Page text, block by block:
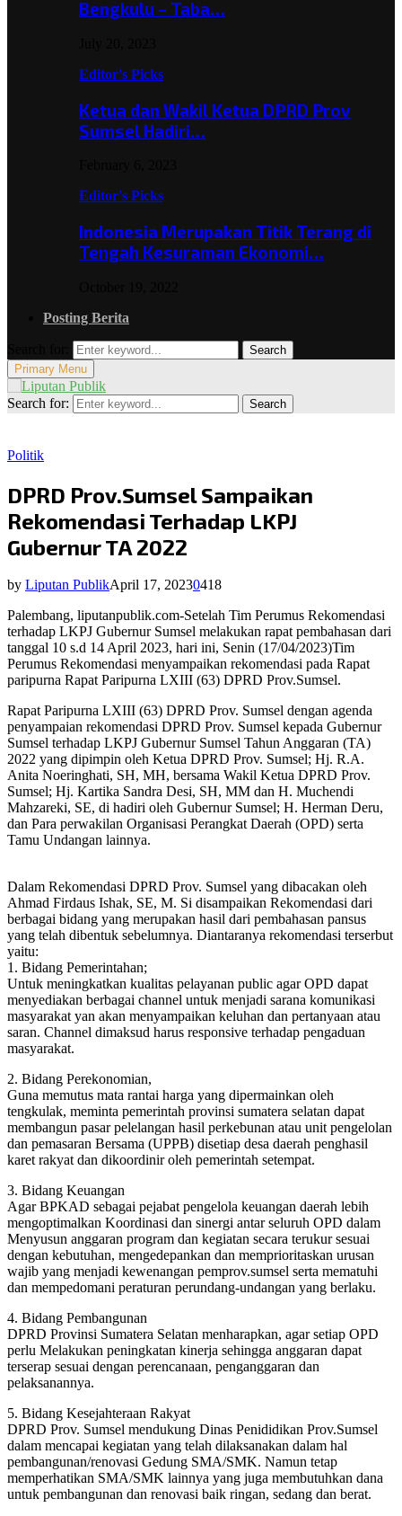
Bengkulu – Taba…
Editor's Picks
Ketua dan Wakil Ketua DPRD Prov
Sumsel Hadiri…
Editor's Picks
Indonesia Merupakan Titik Terang di
Tengah Kesuraman Ekonomi…
Posting Berita
Search
Primary Menu
Search for: Search
Politik
DPRD Prov.Sumsel Sampaikan
Rekomendasi Terhadap LKPJ
Gubernur TA 2022
by Liputan PublikApril 17, 20230418
Palembang, liputanpublik.com-Setelah Tim Perumus Rekomendasi
terhadap LKPJ Gubernur Sumsel melakukan rapat pembahasan dari
tanggal 10 s.d 14 April 2023, hari ini, Senin (17/04/2023)Tim
Perumus Rekomendasi menyampaikan rekomendasi pada Rapat
paripurna Rapat Paripurna LXIII (63) DPRD Prov.Sumsel.
Rapat Paripurna LXIII (63) DPRD Prov. Sumsel dengan agenda
penyampaian rekomendasi DPRD Prov. Sumsel kepada Gubernur
Sumsel terhadap LKPJ Gubernur Sumsel Tahun Anggaran (TA)
2022 yang dipimpin oleh Ketua DPRD Prov. Sumsel; Hj. R.A.
Anita Noeringhati, SH, MH, bersama Wakil Ketua DPRD Prov.
Sumsel; Hj. Kartika Sandra Desi, SH, MM dan H. Muchendi
Mahzareki, SE, di hadiri oleh Gubernur Sumsel; H. Herman Deru,
dan Para perwakilan Organisasi Perangkat Daerah (OPD) serta
Tamu Undangan lainnya.
Dalam Rekomendasi DPRD Prov. Sumsel yang dibacakan oleh
Ahmad Firdaus Ishak, SE, M. Si disampaikan Rekomendasi dari
berbagai bidang yang merupakan hasil dari pembahasan pansus
yang telah dibentuk sebelumnya. Diantaranya rekomendasi terserbut
yaitu:
1. Bidang Pemerintahan;
Untuk meningkatkan kualitas pelayanan public agar OPD dapat
menyediakan berbagai channel untuk menjadi sarana komunikasi
masyarakat yan akan menyampaikan keluhan dan pertanyaan atau
saran. Channel dimaksud harus responsive terhadap pengaduan
masyarakat.
2. Bidang Perekonomian,
Guna memutus mata rantai harga yang dipermainkan oleh
tengkulak, meminta pemerintah provinsi sumatera selatan dapat
membangun pasar pelelangan hasil perkebunan atau unit pengelolan
dan pemasaran Bersama (UPPB) disetiap desa daerah penghasil
karet rakyat dan dikoordinir oleh pemerintah setempat.
3. Bidang Keuangan
Agar BPKAD sebagai pejabat pengelola keuangan daerah lebih
mengoptimalkan Koordinasi dan sinergi antar seluruh OPD dalam
Menyusun anggaran program dan kegiatan secara terukur sesuai
dengan kebutuhan, mengedepankan dan memprioritaskan urusan
wajib yang menjadi kewenangan pemprov.sumsel serta mematuhi
dan mempedomani peraturan perundang-undangan yang berlaku.
4. Bidang Pembangunan
DPRD Provinsi Sumatera Selatan menharapkan, agar setiap OPD
perlu Melakukan peningkatan kinerja sehingga anggaran dapat
terserap sesuai dengan perencanaan, penganggaran dan
pelaksanannya.
5. Bidang Kesejahteraan Rakyat
DPRD Prov. Sumsel mendukung Dinas Penididikan Prov.Sumsel
dalam mencapai kegiatan yang telah dilaksanakan dalam hal
pembangunan/renovasi Gedung SMA/SMK. Namun tetap
memperhatikan SMA/SMK lainnya yang juga membutuhkan dana
untuk pembangunan dan renovasi baik ringan, sedang dan berat.